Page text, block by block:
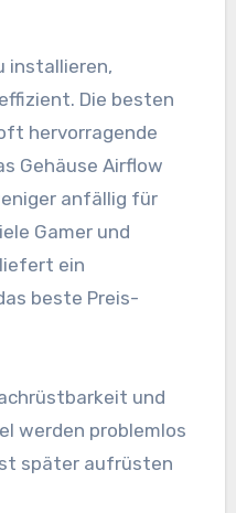
installieren,
Die besten
hervorragende
Gehäuse Airflow
anfällig für
Gamer und
ein
beste Preis-
und
werden problemlos
später aufrüsten